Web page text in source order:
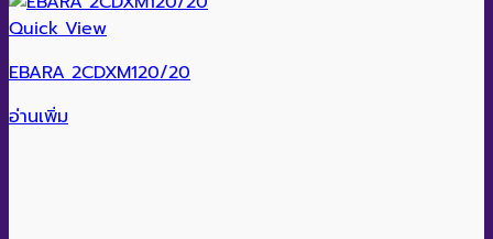
Quick View
EBARA 2CDXM120/20
อ่านเพิ่ม